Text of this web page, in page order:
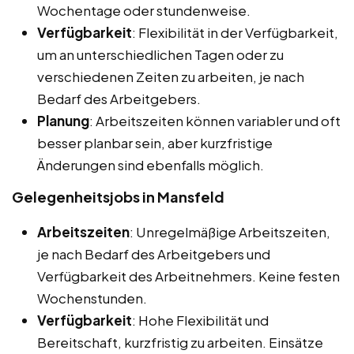
Wochentage oder stundenweise.
Verfügbarkeit: Flexibilität in der Verfügbarkeit,
um an unterschiedlichen Tagen oder zu
verschiedenen Zeiten zu arbeiten, je nach
Bedarf des Arbeitgebers.
Planung: Arbeitszeiten können variabler und oft
besser planbar sein, aber kurzfristige
Änderungen sind ebenfalls möglich.
Gelegenheitsjobs in Mansfeld
Arbeitszeiten: Unregelmäßige Arbeitszeiten,
je nach Bedarf des Arbeitgebers und
Verfügbarkeit des Arbeitnehmers. Keine festen
Wochenstunden.
Verfügbarkeit: Hohe Flexibilität und
Bereitschaft, kurzfristig zu arbeiten. Einsätze